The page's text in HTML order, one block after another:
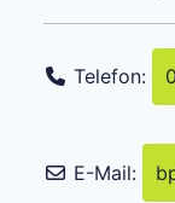
Telefon:
E-Mail: